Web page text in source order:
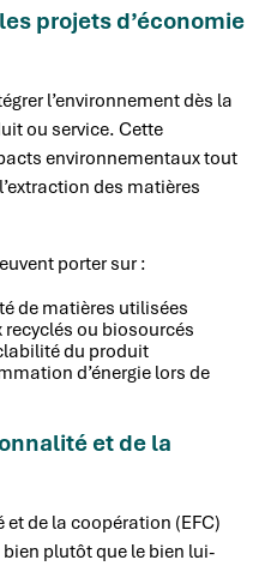
projets d’économie
l’environnement dès la
ou service. Cette
environnementaux tout
des matières
porter sur :
de matières utilisées
ou biosourcés
du produit
d’énergie lors de
et de la
de la coopération (EFC)
bien plutôt que le bien lui-